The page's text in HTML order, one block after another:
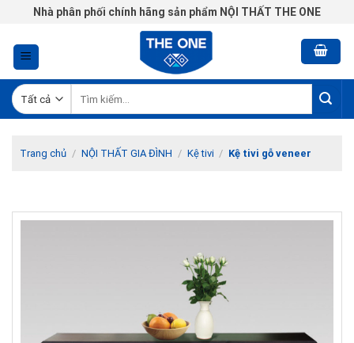
Chuyển
nội
dung
Nhà phân phối chính hãng sản phẩm NỘI THẤT THE ONE
kiếm:
Trang chủ / NỘI THẤT GIA ĐÌNH / Kệ tivi / Kệ tivi gỗ veneer